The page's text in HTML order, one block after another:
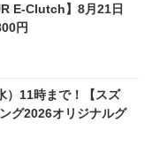
E-Clutch】8月21日
円
）11時まで！【スズ
グ2026オリジナルグ